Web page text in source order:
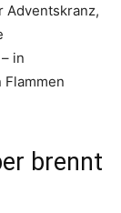
Adventskranz,
in
brennt